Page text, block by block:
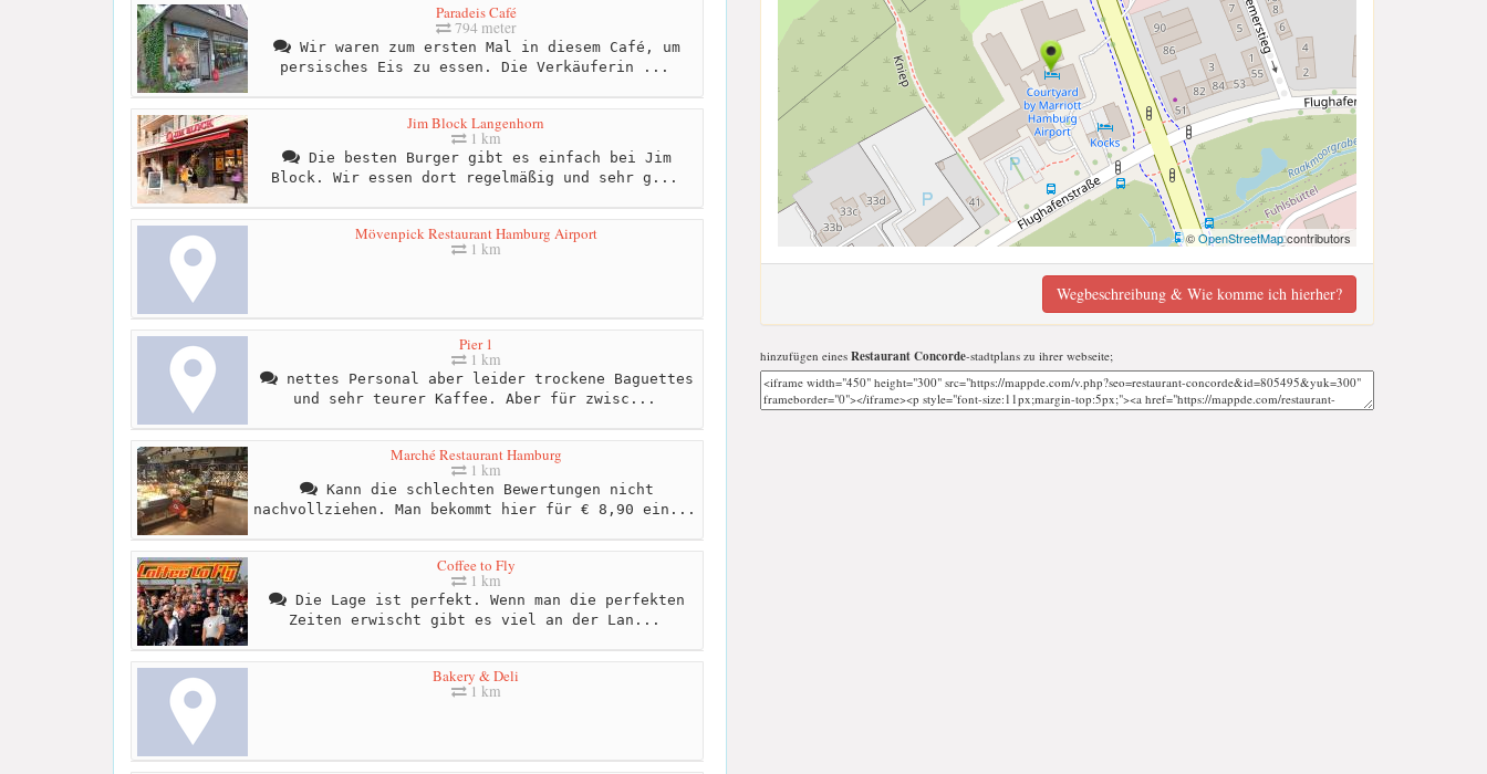
Paradeis Café
794 meter
Wir waren zum ersten Mal in diesem Café, um
persisches Eis zu essen. Die Verkäuferin ...
Jim Block Langenhorn
1 km
Die besten Burger gibt es einfach bei Jim
Block. Wir essen dort regelmäßig und sehr g...
Mövenpick Restaurant Hamburg Airport
1 km
Pier 1
1 km
nettes Personal aber leider trockene Baguettes
und sehr teurer Kaffee. Aber für zwisc...
Marché Restaurant Hamburg
1 km
Kann die schlechten Bewertungen nicht
nachvollziehen. Man bekommt hier für € 8,90 ein...
Coffee to Fly
1 km
Die Lage ist perfekt. Wenn man die perfekten
Zeiten erwischt gibt es viel an der Lan...
Bakery & Deli
1 km
©OpenStreetMapcontributors
Wegbeschreibung & Wie komme ich hierher?
hinzufügen eines Restaurant Concorde-stadtplans zu ihrer webseite;